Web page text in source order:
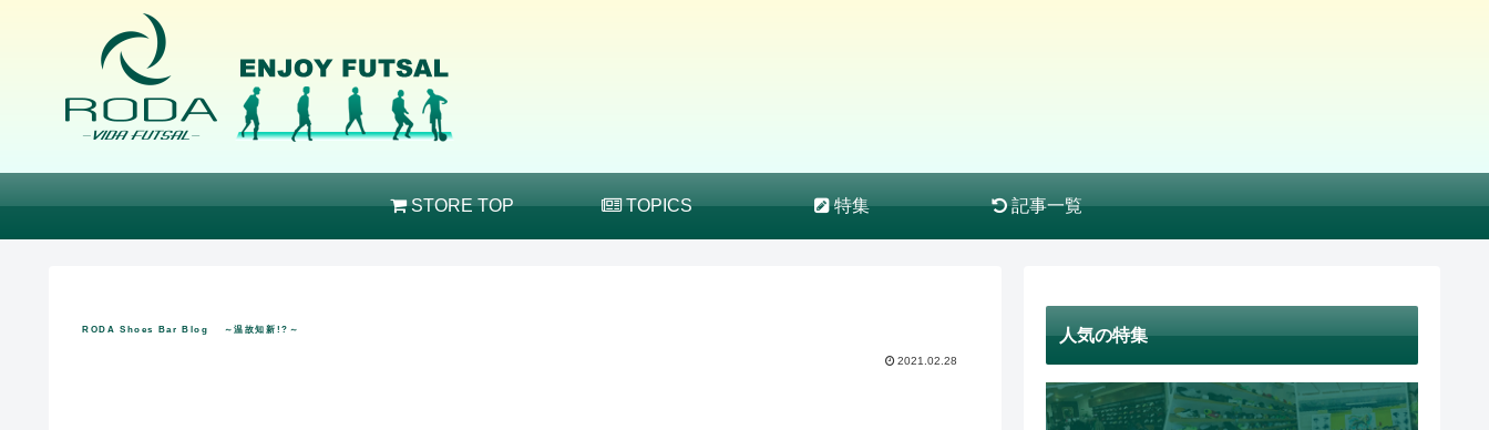
STORE TOP TOPICS 特集 記事一覧
RODA Shoes Bar Blog ～温故知新!?～
2021.02.28
人気の特集